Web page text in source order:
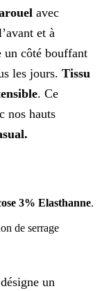
avec
et à
un côté bouffant
les jours. Tissu
. Ce
nos hauts
3% Elasthanne.
de serrage
un